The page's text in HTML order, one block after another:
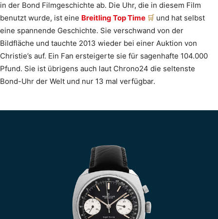
in der Bond Filmgeschichte ab. Die Uhr, die in diesem Film
benutzt wurde, ist eine Breitling Top Time
und hat selbst
eine spannende Geschichte. Sie verschwand von der
Bildfläche und tauchte 2013 wieder bei einer Auktion von
Christie’s auf. Ein Fan ersteigerte sie für sagenhafte 104.000
Pfund. Sie ist übrigens auch laut Chrono24 die seltenste
Bond-Uhr der Welt und nur 13 mal verfügbar.